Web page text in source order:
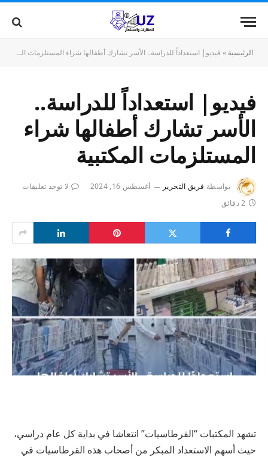
الرئيسية » فيديو| استعداداً للدراسة.. الأسر تشارك أطفالها شراء المستلزمات المكتبية
فيديو| استعداداً للدراسة..
الأسر تشارك أطفالها شراء
المستلزمات المكتبية
بواسطة فريق التحرير أغسطس 16, 2024
لا توجد تعليقات
2 دقائق
تشهد المكتبات “القرطاسيات” انتعاشا في بداية كل عام دراسي،
حيث أسهم الاستعداد المبكر من أصحاب هذه القرطاسيات في